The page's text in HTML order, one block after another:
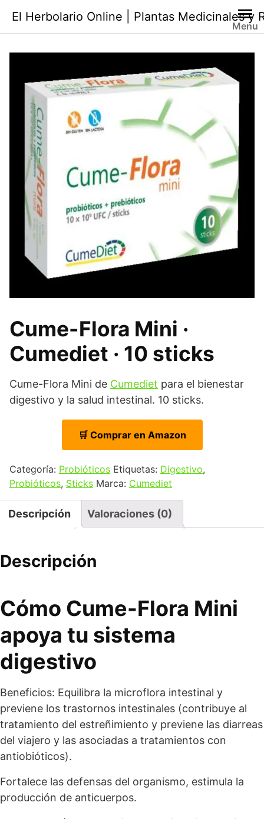
contenido
El Herbolario Online | Plantas Medicinales y
Menu
Cume-Flora Mini ·
Cumediet · 10 sticks
Cume-Flora Mini de Cumediet para el bienestar
digestivo y la salud intestinal. 10 sticks.
🛒 Comprar en Amazon
Categoría: Probióticos Etiquetas: Digestivo,
Probióticos, Sticks Marca: Cumediet
Descripción Valoraciones (0)
Descripción
Cómo Cume-Flora Mini
apoya tu sistema
digestivo
Beneficios: Equilibra la microflora intestinal y
previene los trastornos intestinales (contribuye al
tratamiento del estreñimiento y previene las diarreas
del viajero y las asociadas a tratamientos con
antiobióticos).
Fortalece las defensas del organismo, estimula la
producción de anticuerpos.